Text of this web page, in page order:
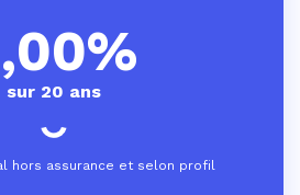
sur 20 ans
hors assurance et selon profil